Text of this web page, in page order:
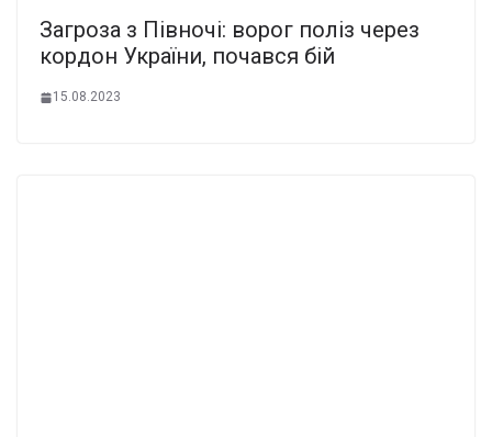
Загроза з Півночі: ворог поліз через
кордон України, почався бій
15.08.2023